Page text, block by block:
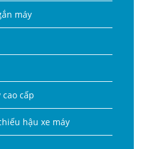
máy
cao cấp
hậu xe máy